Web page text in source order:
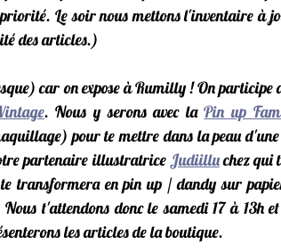
Le soir nous mettons l'inventaire à
des articles.)
car on expose à Rumilly ! On participe
. Nous y serons avec la Pin up
pour te mettre dans la peau
partenaire illustratrice Judiillu chez qui
transformera en pin up / dandy sur
t'attendons donc le samedi 17 à 13h
les articles de la boutique.